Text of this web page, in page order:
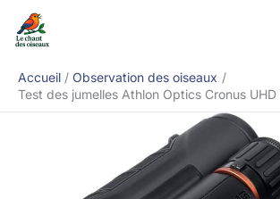
Accueil
Observation des oiseaux
Test des jumelles Athlon Optics Cronus
Rechercher